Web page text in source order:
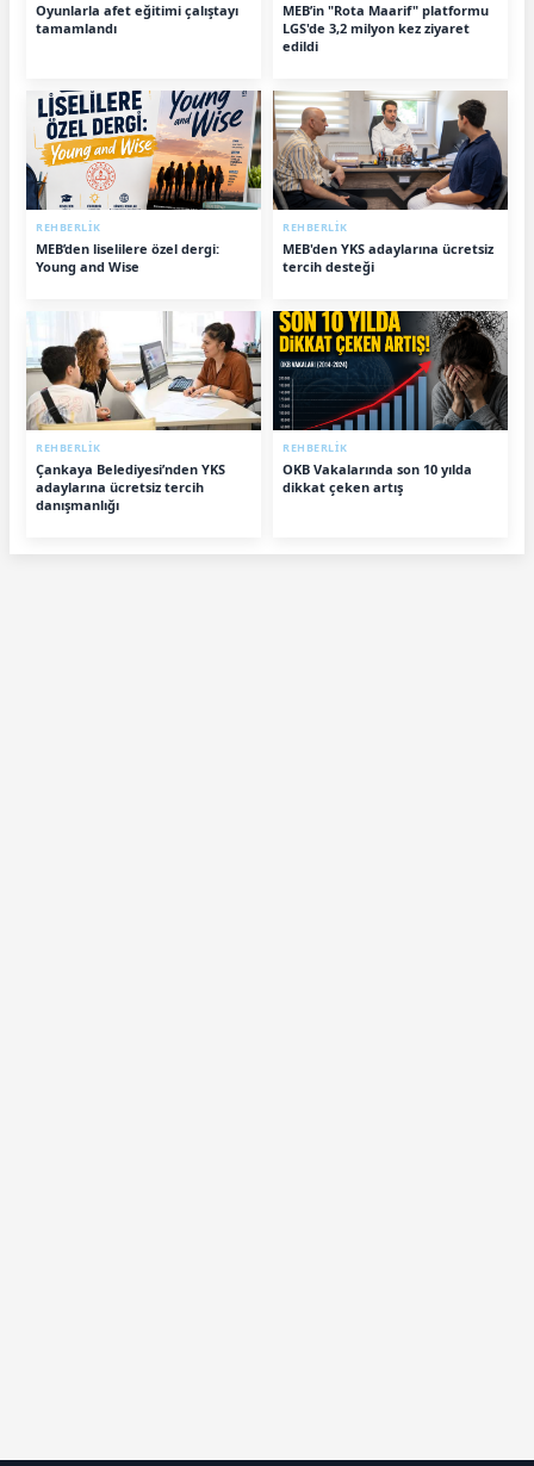
Oyunlarla afet eğitimi çalıştayı
tamamlandı
MEB’in "Rota Maarif" platformu
LGS'de 3,2 milyon kez ziyaret
edildi
REHBERLİK
MEB’den liselilere özel dergi:
Young and Wise
REHBERLİK
MEB'den YKS adaylarına ücretsiz
tercih desteği
REHBERLİK
Çankaya Belediyesi’nden YKS
adaylarına ücretsiz tercih
danışmanlığı
REHBERLİK
OKB Vakalarında son 10 yılda
dikkat çeken artış